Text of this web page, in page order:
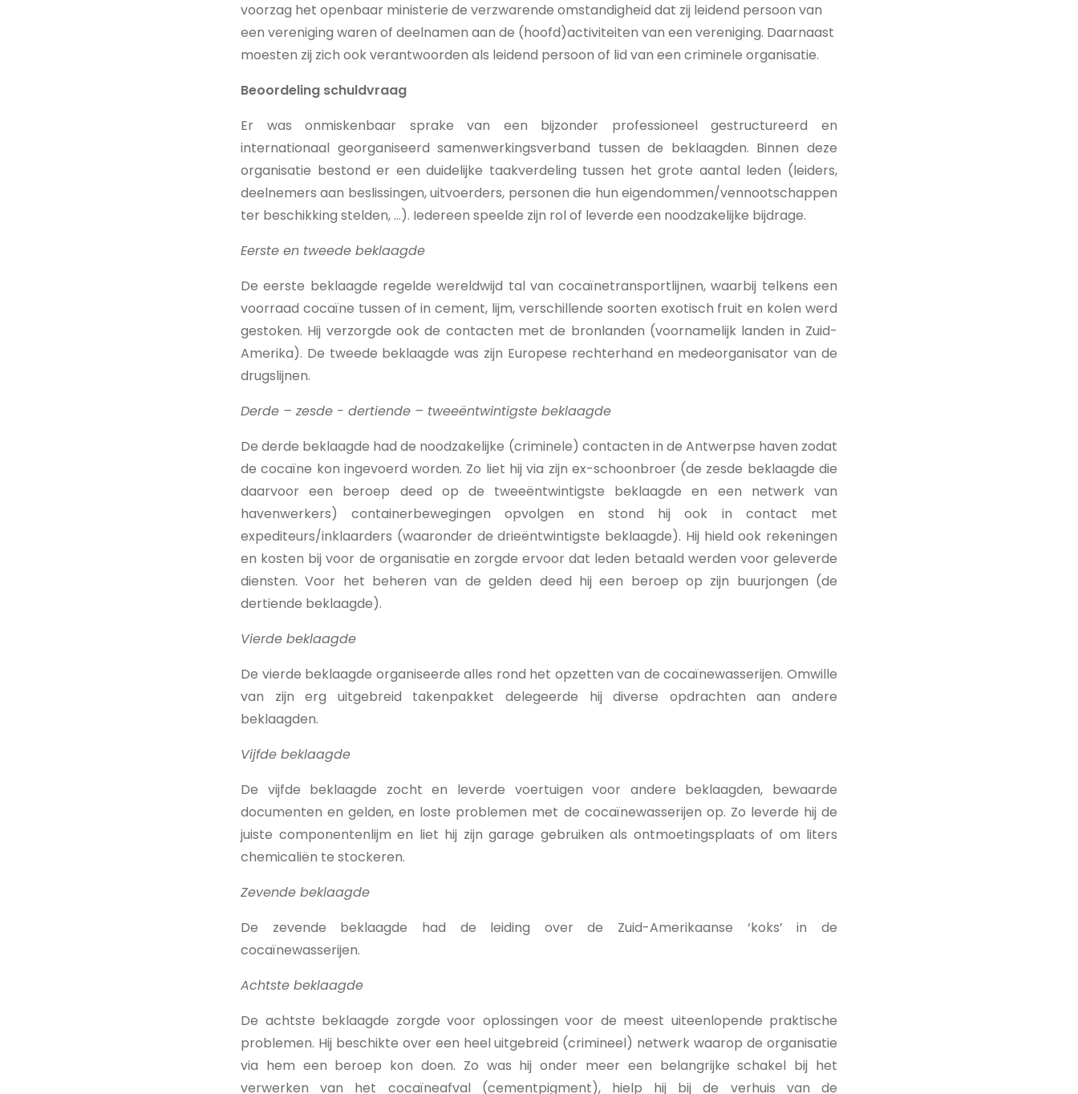
voorzag het openbaar ministerie de verzwarende omstandigheid dat zij leidend persoon van
een vereniging waren of deelnamen aan de (hoofd)activiteiten van een vereniging. Daarnaast
moesten zij zich ook verantwoorden als leidend persoon of lid van een criminele organisatie.
Beoordeling schuldvraag
Er was onmiskenbaar sprake van een bijzonder professioneel gestructureerd en
internationaal georganiseerd samenwerkingsverband tussen de beklaagden. Binnen deze
organisatie bestond er een duidelijke taakverdeling tussen het grote aantal leden (leiders,
deelnemers aan beslissingen, uitvoerders, personen die hun eigendommen/vennootschappen
ter beschikking stelden, …). Iedereen speelde zijn rol of leverde een noodzakelijke bijdrage.
Eerste en tweede beklaagde
De eerste beklaagde regelde wereldwijd tal van cocaïnetransportlijnen, waarbij telkens een
voorraad cocaïne tussen of in cement, lijm, verschillende soorten exotisch fruit en kolen werd
gestoken. Hij verzorgde ook de contacten met de bronlanden (voornamelijk landen in Zuid-
Amerika). De tweede beklaagde was zijn Europese rechterhand en medeorganisator van de
drugslijnen.
Derde – zesde - dertiende – tweeëntwintigste beklaagde
De derde beklaagde had de noodzakelijke (criminele) contacten in de Antwerpse haven zodat
de cocaïne kon ingevoerd worden. Zo liet hij via zijn ex-schoonbroer (de zesde beklaagde die
daarvoor een beroep deed op de tweeëntwintigste beklaagde en een netwerk van
havenwerkers) containerbewegingen opvolgen en stond hij ook in contact met
expediteurs/inklaarders (waaronder de drieëntwintigste beklaagde). Hij hield ook rekeningen
en kosten bij voor de organisatie en zorgde ervoor dat leden betaald werden voor geleverde
diensten. Voor het beheren van de gelden deed hij een beroep op zijn buurjongen (de
dertiende beklaagde).
Vierde beklaagde
De vierde beklaagde organiseerde alles rond het opzetten van de cocaïnewasserijen. Omwille
van zijn erg uitgebreid takenpakket delegeerde hij diverse opdrachten aan andere
beklaagden.
Vijfde beklaagde
De vijfde beklaagde zocht en leverde voertuigen voor andere beklaagden, bewaarde
documenten en gelden, en loste problemen met de cocaïnewasserijen op. Zo leverde hij de
juiste componentenlijm en liet hij zijn garage gebruiken als ontmoetingsplaats of om liters
chemicaliën te stockeren.
Zevende beklaagde
De zevende beklaagde had de leiding over de Zuid-Amerikaanse ‘koks’ in de
cocaïnewasserijen.
Achtste beklaagde
De achtste beklaagde zorgde voor oplossingen voor de meest uiteenlopende praktische
problemen. Hij beschikte over een heel uitgebreid (crimineel) netwerk waarop de organisatie
via hem een beroep kon doen. Zo was hij onder meer een belangrijke schakel bij het
verwerken van het cocaïneafval (cementpigment), hielp hij bij de verhuis van de